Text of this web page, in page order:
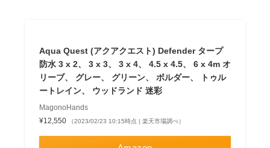
Aqua Quest (アクアクエスト) Defender タープ
防水 3 x 2、 3 x 3、 3 x 4、 4.5 x 4.5、 6 x 4m オ
リーブ、 グレー、 グリーン、 ボルダー、 トゥル
ートレイン、 ウッドランド 迷彩
MagonoHands
¥12,550
（2023/02/23 10:15時点 | 楽天市場調べ）